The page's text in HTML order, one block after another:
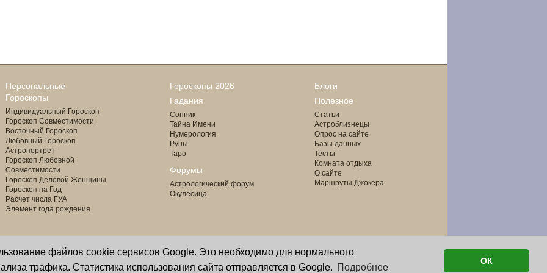
файлов cookie сервисов Google. Это необходимо для нормального
трафика. Статистика использования сайта отправляется в Google. Подробнее
ОК
Персональные
Гороскопы
Индивидуальный Гороскоп
Гороскоп Совместимости
Восточный Гороскоп
Любовный Гороскоп
Астропортрет
Гороскоп Любовной
Совместимости
Гороскоп Деловой Женщины
Гороскоп на Год
Расчет числа ГУА
Элемент года рождения
Гороскопы 2026
Гадания
Сонник
Тайна Имени
Нумерология
Руны
Таро
Форумы
Астрологический форум
Окулесица
Блоги
Полезное
Статьи
Астроблизнецы
Опрос на сайте
Базы данных
Тесты
Комната отдыха
О сайте
Маршруты Джокера
Copyright © 2000 - 2026 Oculus
Все права защищены
астролог И. Звягина
программист Ю. Данилов